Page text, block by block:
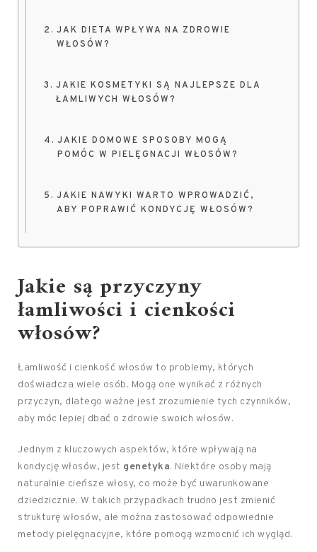
JAK DIETA WPŁYWA NA ZDROWIE
WŁOSÓW?
JAKIE KOSMETYKI SĄ NAJLEPSZE DLA
ŁAMLIWYCH WŁOSÓW?
JAKIE DOMOWE SPOSOBY MOGĄ
POMÓC W PIELĘGNACJI WŁOSÓW?
JAKIE NAWYKI WARTO WPROWADZIĆ,
ABY POPRAWIĆ KONDYCJĘ WŁOSÓW?
Jakie są przyczyny
łamliwości i cienkości
włosów?
Łamliwość i cienkość włosów to problemy, których
doświadcza wiele osób. Mogą one wynikać z różnych
przyczyn, dlatego ważne jest zrozumienie tych czynników,
aby móc lepiej dbać o zdrowie swoich włosów.
Jednym z kluczowych aspektów, które wpływają na
kondycję włosów, jest genetyka. Niektóre osoby mają
naturalnie cieńsze włosy, co może być uwarunkowane
dziedzicznie. W takich przypadkach trudno jest zmienić
strukturę włosów, ale można zastosować odpowiednie
metody pielęgnacyjne, które pomogą wzmocnić ich wygląd.